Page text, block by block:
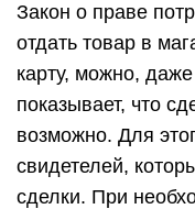
Закон о праве
отдать товар в
карту, можно,
показывает, что
возможно. Для
свидетелей,
сделки. При